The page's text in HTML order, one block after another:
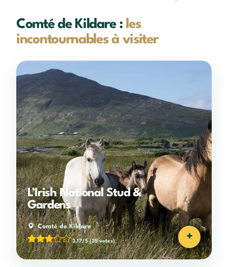
Comté de Kildare : les
incontournables à visiter
L’Irish National Stud &
Gardens
Comté de Kildare
3,17/5(35 votes) +